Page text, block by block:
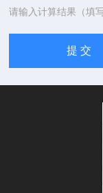
请输入计算结果（填